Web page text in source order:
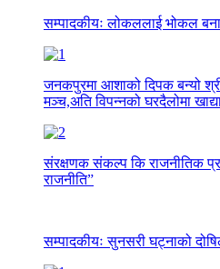
सम्पादकीयः लोकललाई भोकल
जनकपुरमा आशाको दिपक बन्यो
मञ्च,अति विपन्नको घरदैलोमा
संरक्षणक संकल्प कि राजनीतिक
राजनीति”
सम्पादकीयः सुनसरी घट्नाको